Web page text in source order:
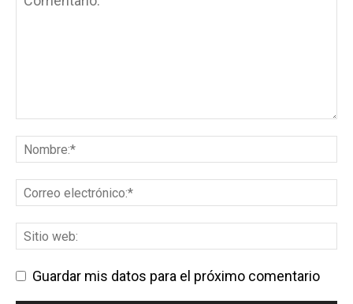
Guardar mis datos para el próximo comentario